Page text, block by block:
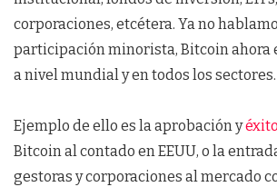
corporaciones, etcétera. Ya no
participación minorista, Bitcoin ahora
a nivel mundial y en todos los sectores.
Ejemplo de ello es la aprobación yéxito
Bitcoin al contado en EEUU, o la
gestoras y corporaciones al mercado